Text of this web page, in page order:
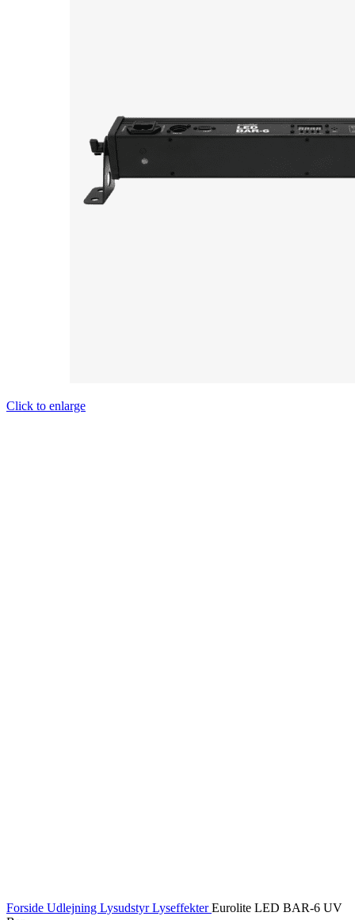
Click to enlarge
Forside Udlejning LysudstyrLyseffekterEurolite LED BAR-6 UV